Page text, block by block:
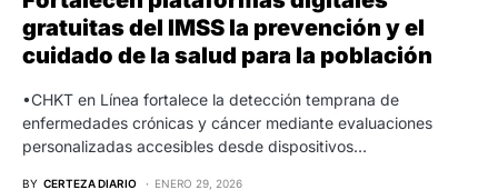
gratuitas del IMSS la prevención y el
cuidado de la salud para la población
•CHKT en Línea fortalece la detección temprana de
enfermedades crónicas y cáncer mediante evaluaciones
personalizadas accesibles desde dispositivos…
BY CERTEZA DIARIO ENERO 29, 2026